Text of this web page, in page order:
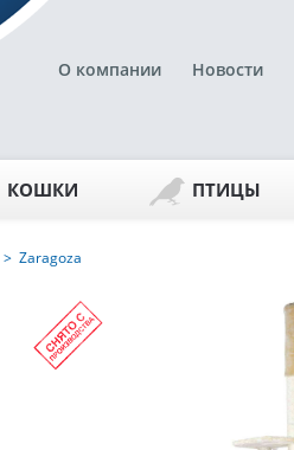
О компании Новости
КОШКИ ПТИЦЫ
> Zaragoza